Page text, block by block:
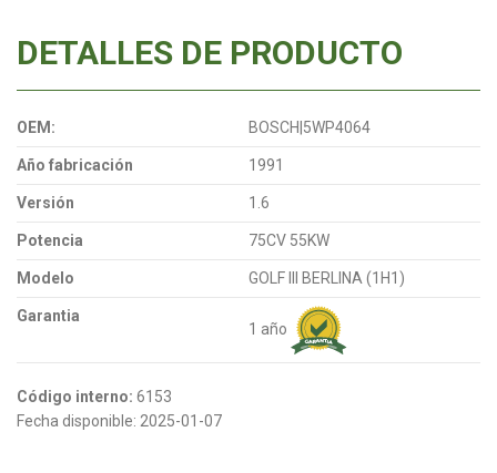
DETALLES DE PRODUCTO
OEM: BOSCH|5WP4064
Año fabricación 1991
Versión 1.6
Potencia 75CV 55KW
Modelo GOLF III BERLINA (1H1)
Garantia
1 año
Código interno: 6153
Fecha disponible: 2025-01-07